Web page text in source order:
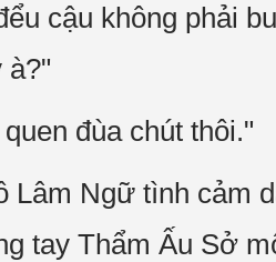
cậu không phải
à?"
đùa chút thôi."
Lâm Ngữ tình cảm
tay Thẩm Ấu Sở